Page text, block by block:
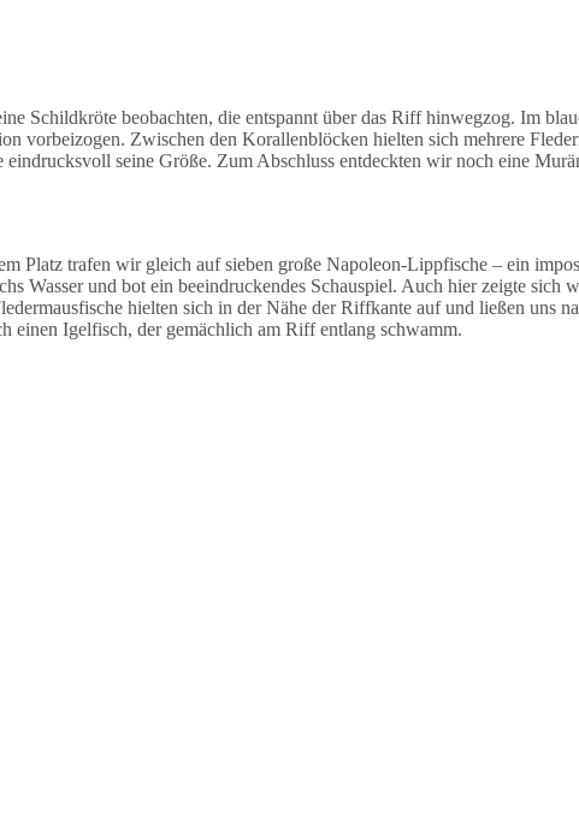
Schildkröte beobachten, die entspannt über das Riff hinwegzog. Im
vorbeizogen. Zwischen den Korallenblöcken hielten sich mehrere
seine Größe. Zum Abschluss entdeckten wir noch eine
Platz trafen wir gleich auf sieben große Napoleon-Lippfische – ein
Wasser und bot ein beeindruckendes Schauspiel. Auch hier zeigte sich
hielten sich in der Nähe der Riffkante auf und ließen uns
einen Igelfisch, der gemächlich am Riff entlang schwamm.